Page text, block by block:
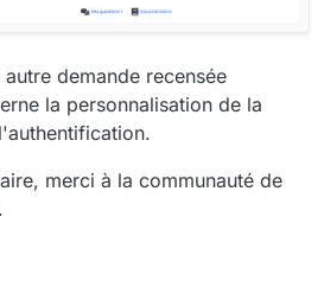
demande recensée
la personnalisation de la
merci à la communauté de